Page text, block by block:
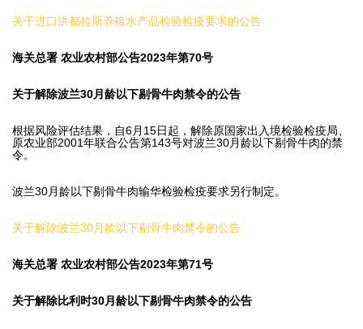
关于进口洪都拉斯养殖水产品检验检疫要求的公告
海关总署 农业农村部公告2023年第70号
关于解除波兰30月龄以下剔骨牛肉禁令的公告
根据风险评估结果，自6月15日起，解除原国家出入境检验检疫局、
原农业部2001年联合公告第143号对波兰30月龄以下剔骨牛肉的禁
令。
波兰30月龄以下剔骨牛肉输华检验检疫要求另行制定。
关于解除波兰30月龄以下剔骨牛肉禁令的公告
海关总署 农业农村部公告2023年第71号
关于解除比利时30月龄以下剔骨牛肉禁令的公告